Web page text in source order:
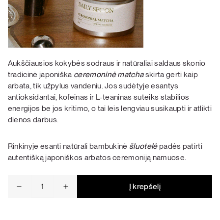
Aukščiausios kokybės sodraus ir natūraliai saldaus skonio
tradicinė japoniška ceremoninė matchaskirta gerti kaip
arbata, tik užpylus vandeniu. Jos sudėtyje esantys
antioksidantai, kofeinas ir L-teaninas suteiks stabilios
energijos be jos kritimo, o tai leis lengviau susikaupti ir atlikti
dienos darbus.
Rinkinyje esanti natūrali bambukinė šluotelėpadės patirti
autentišką japoniškos arbatos ceremoniją namuose.
kiekis:
Į krepšelį